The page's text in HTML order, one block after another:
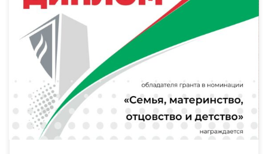
Благотворительный фонд «АК БАРС СОЗИДАНИЕ» победил в конкурсе
социальных проектов «Энергия добра», проводимом ПАО «Татнефть». Проект
Фонда «Карьерно-образовательный навигатор для воспитанников детских
домов и приютов»